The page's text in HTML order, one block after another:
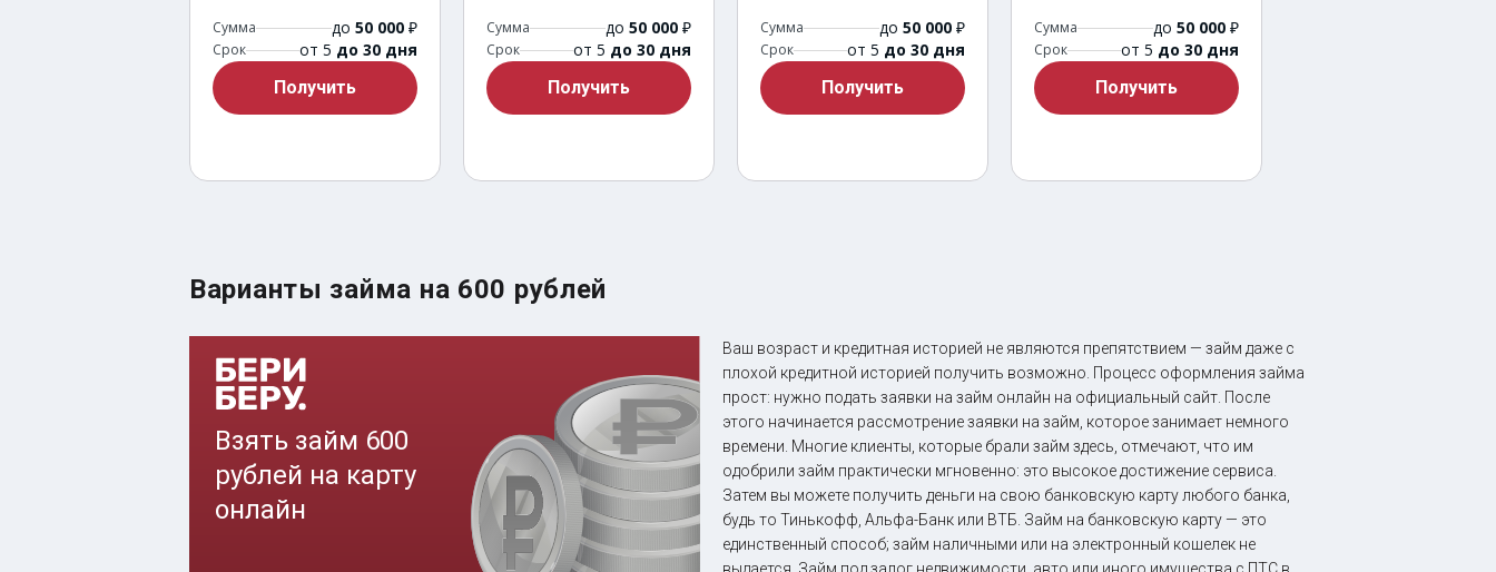
Сумма до 50 000 ₽
Срок от 5 до 30 дня
Получить
Сумма до 50 000 ₽
Срок от 5 до 30 дня
Получить
Сумма до 50 000 ₽
Срок от 5 до 30 дня
Получить
Сумма до 50 000 ₽
Срок от 5 до 30 дня
Получить
Варианты займа на 600 рублей
Ваш возраст и кредитная историей не являются препятствием — займ даже с
плохой кредитной историей получить возможно. Процесс оформления займа
прост: нужно подать заявки на займ онлайн на официальный сайт. После
этого начинается рассмотрение заявки на займ, которое занимает немного
времени. Многие клиенты, которые брали займ здесь, отмечают, что им
одобрили займ практически мгновенно: это высокое достижение сервиса.
Затем вы можете получить деньги на свою банковскую карту любого банка,
будь то Тинькофф, Альфа-Банк или ВТБ. Займ на банковскую карту — это
единственный способ; займ наличными или на электронный кошелек не